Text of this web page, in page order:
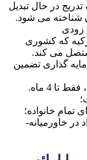
تدریج در حال تبدیل
شناخته می شود.
زودی
که کشوری
متصل می کند.
گذاری تضمین
4 ماه.
تمام خانواده؛
در خاورمیانه-